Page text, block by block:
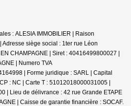
: ALESIA IMMOBILIER | Raison
Adresse siège social : 1ter rue Léon
CHAMPAGNE | Siret : 40416499800027 |
| Numero TVA
| Forme juridique : SARL | Capital
: NC | Carte T : 51012018000031005 |
| Lieu de délivrance : 42 rue Grande ETAPE
| Caisse de garantie financière : SOCAF.